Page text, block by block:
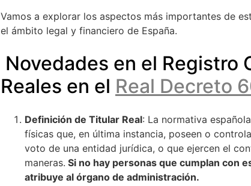
Vamos a explorar los aspectos más importantes de
el ámbito legal y financiero de España.
Novedades en el Registro
Reales en el Real Decreto
Definición de Titular Real: La normativa
físicas que, en última instancia, poseen o
voto de una entidad jurídica, o que ejercen el
maneras. Si no hay personas que cumplan con
atribuye al órgano de administración.